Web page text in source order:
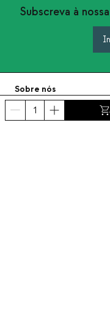
Subscreva à
Sobre nós
Categorias
Contacto e ajuda